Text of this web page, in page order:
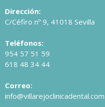
Dirección:
C/Céfiro nº 9, 41018 Sevilla
Teléfonos:
954 57 51 59
618 48 34 44
Correo:
info@villarejoclinicadental.com